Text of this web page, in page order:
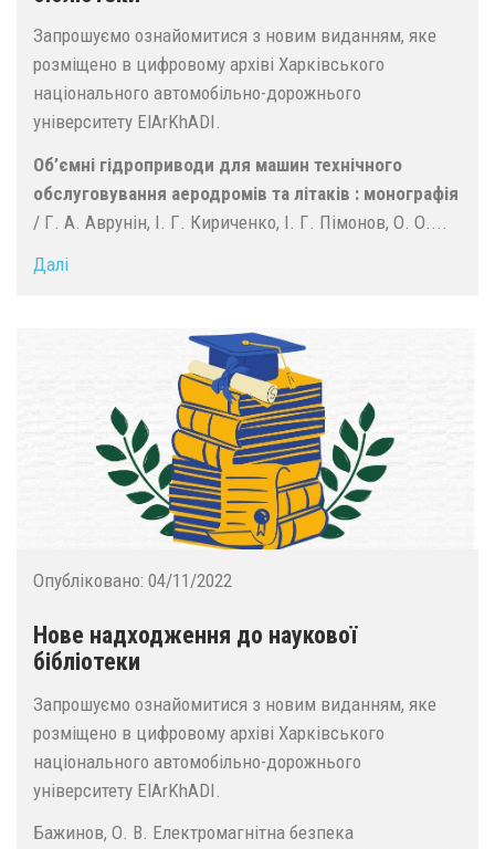
Запрошуємо ознайомитися з новим виданням, яке
розміщено в цифровому архіві Харківського
національного автомобільно-дорожнього
університету ElArKhADI.
Об’ємні гідроприводи для машин технічного
обслуговування аеродромів та літаків : монографія
/ Г. А. Аврунін, І. Г. Кириченко, І. Г. Пімонов, О. О....
Далі
Опубліковано: 04/11/2022
Нове надходження до наукової
бібліотеки
Запрошуємо ознайомитися з новим виданням, яке
розміщено в цифровому архіві Харківського
національного автомобільно-дорожнього
університету ElArKhADI.
Бажинов, О. В. Електромагнітна безпека